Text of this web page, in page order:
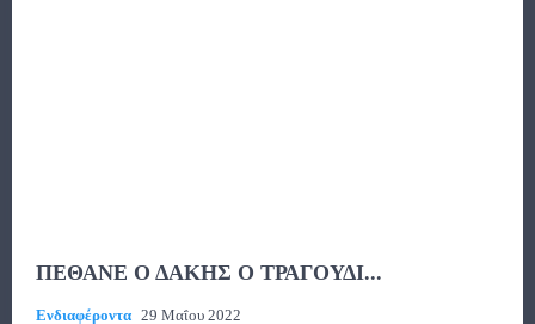
ΠΕΘΑΝΕ Ο ΔΑΚΗΣ Ο ΤΡΑΓΟΥΔΙ...
Ενδιαφέροντα 29 Μαΐου 2022